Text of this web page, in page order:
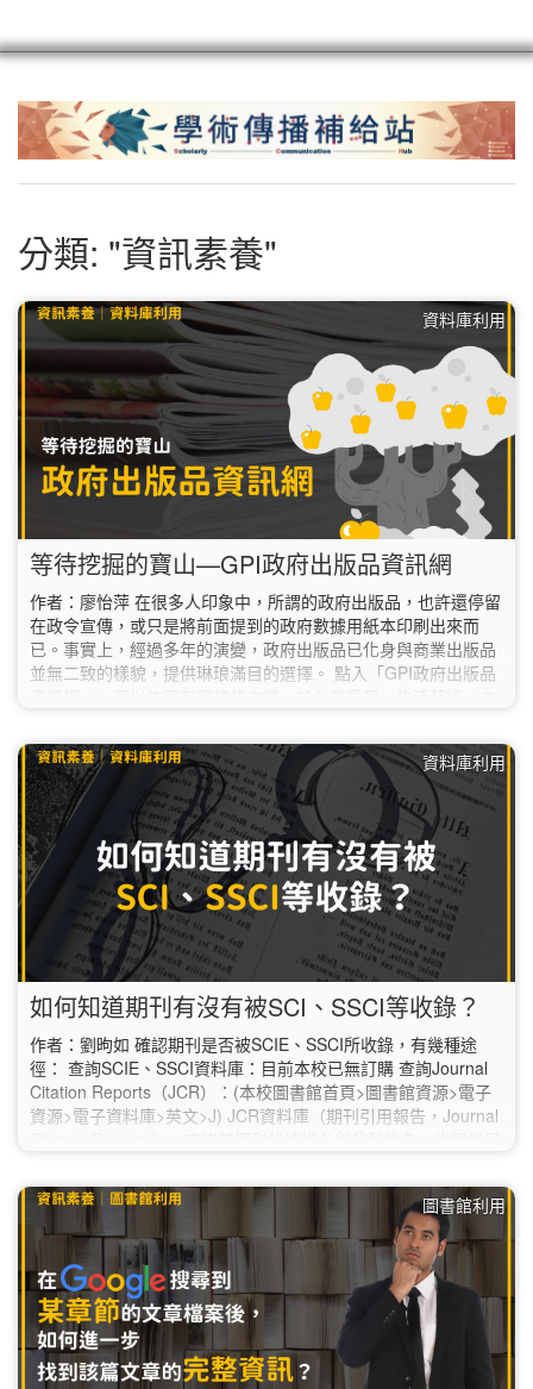
聯繫
分類: "資訊素養"
資料庫利用
等待挖掘的寶山—GPI政府出版品資訊網
作者：廖怡萍 在很多人印象中，所謂的政府出版品，也許還停留
在政令宣傳，或只是將前面提到的政府數據用紙本印刷出來而
已。事實上，經過多年的演變，政府出版品已化身與商業出版品
並無二致的樣貌，提供琳琅滿目的選擇。 點入「GPI政府出版品
別中瀏覽。如果尚無頭緒，則可以參考嚴選企劃中的各類主題書
展，幫您更有效率的認識有哪些適合的出版品可以參考。 GPI政
府出版品資訊網…
資料庫利用
如何知道期刊有沒有被SCI、SSCI等收錄？
作者：劉昫如 確認期刊是否被SCIE、SSCI所收錄，有幾種途
徑： 查詢SCIE、SSCI資料庫：目前本校已無訂購 查詢Journal
Citation Reports（JCR）：(本校圖書館首頁>圖書館資源>電子
資源>電子資料庫>英文>J) JCR資料庫（期刊引用報告，Journal
大、哪一種期刊最常被…
圖書館利用